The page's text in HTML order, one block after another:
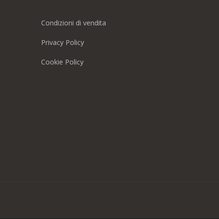
Condizioni di vendita
Privacy Policy
Cookie Policy